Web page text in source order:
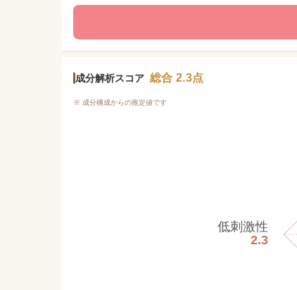
成分解析スコア 総合 2.3点
※ 成分構成からの推定値です
低刺激性
2.3